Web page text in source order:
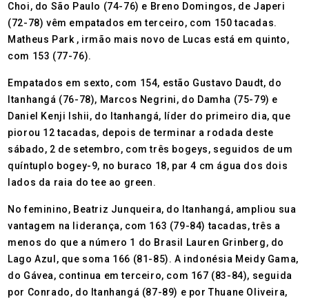
Choi, do São Paulo (74-76) e Breno Domingos, de Japeri
(72-78) vêm empatados em terceiro, com 150 tacadas.
Matheus Park , irmão mais novo de Lucas está em quinto,
com 153 (77-76).
Empatados em sexto, com 154, estão Gustavo Daudt, do
Itanhangá (76-78), Marcos Negrini, do Damha (75-79) e
Daniel Kenji Ishii, do Itanhangá, líder do primeiro dia, que
piorou 12 tacadas, depois de terminar a rodada deste
sábado, 2 de setembro, com três bogeys, seguidos de um
quíntuplo bogey-9, no buraco 18, par 4 cm água dos dois
lados da raia do tee ao green.
No feminino, Beatriz Junqueira, do Itanhangá, ampliou sua
vantagem na liderança, com 163 (79-84) tacadas, três a
menos do que a número 1 do Brasil Lauren Grinberg, do
Lago Azul, que soma 166 (81-85). A indonésia Meidy Gama,
do Gávea, continua em terceiro, com 167 (83-84), seguida
por Conrado, do Itanhangá (87-89) e por Thuane Oliveira,